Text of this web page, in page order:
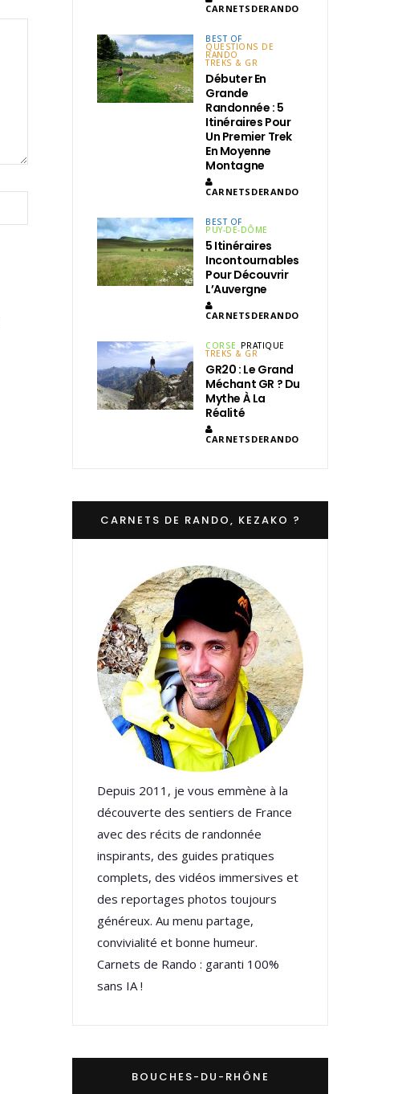
CARNETSDERANDO
BEST OF
QUESTIONS DE
RANDO
TREKS & GR
Débuter En
Grande
Randonnée : 5
Itinéraires Pour
Un Premier Trek
En Moyenne
Montagne
CARNETSDERANDO
BEST OF
PUY-DE-DÔME
5 Itinéraires
Incontournables
Pour Découvrir
L’Auvergne
CARNETSDERANDO
CORSE PRATIQUE
TREKS & GR
GR20 : Le Grand
Méchant GR ? Du
Mythe À La
Réalité
CARNETSDERANDO
CARNETS DE RANDO, KEZAKO ?
Depuis 2011, je vous emmène à la
découverte des sentiers de France
avec des récits de randonnée
inspirants, des guides pratiques
complets, des vidéos immersives et
des reportages photos toujours
généreux. Au menu partage,
convivialité et bonne humeur.
Carnets de Rando : garanti 100%
sans IA !
BOUCHES-DU-RHÔNE